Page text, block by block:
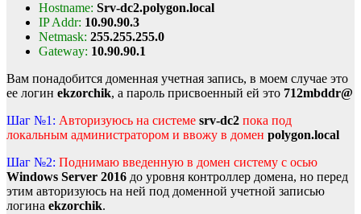
Hostname: Srv-dc2.polygon.local
IP Addr: 10.90.90.3
Netmask: 255.255.255.0
Gateway: 10.90.90.1
Вам понадобится доменная учетная запись, в моем случае это
ее логин ekzorchik, а пароль присвоенный ей это 712mbddr@
Шаг №1: Авторизуюсь на системе srv-dc2 пока под
локальным администратором и ввожу в домен polygon.local
Шаг №2: Поднимаю введенную в домен систему с осью
Windows Server 2016 до уровня контроллер домена, но перед
этим авторизуюсь на ней под доменной учетной записью
логина ekzorchik.